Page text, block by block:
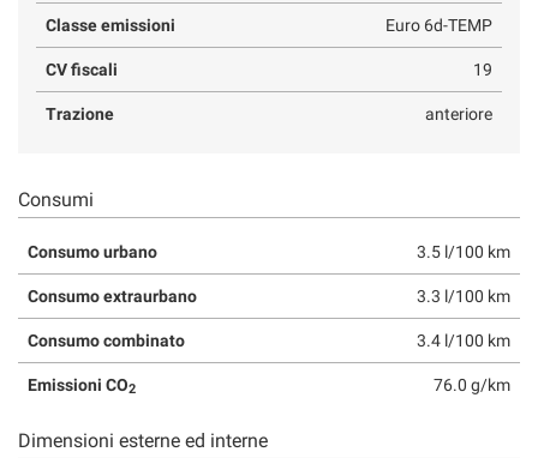
Classe emissioni Euro 6d-TEMP
CV fiscali 19
Trazione anteriore
Consumi
Consumo urbano 3.5 l/100 km
Consumo extraurbano 3.3 l/100 km
Consumo combinato 3.4 l/100 km
Emissioni CO2 76.0 g/km
Dimensioni esterne ed interne